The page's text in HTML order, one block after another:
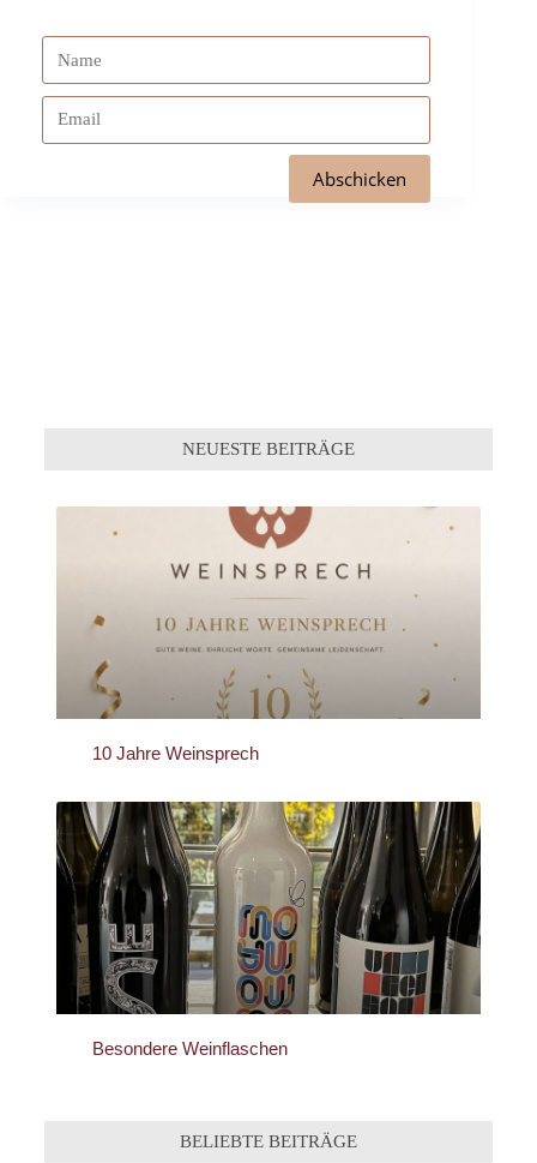
NEUESTE BEITRÄGE
10 Jahre Weinsprech
Besondere Weinflaschen
BELIEBTE BEITRÄGE